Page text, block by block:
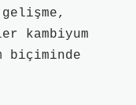
kambiyum
biçiminde